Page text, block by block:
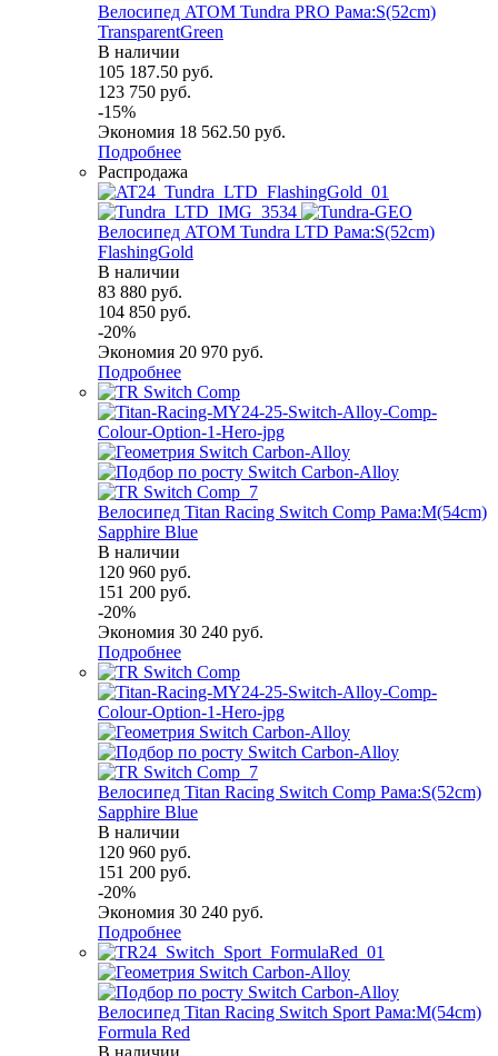
Велосипед ATOM Tundra PRO Рама:S(52cm)
TransparentGreen
В наличии
105 187.50 руб.
123 750 руб.
-15%
Экономия 18 562.50 руб.
Подробнее
Распродажа
Велосипед ATOM Tundra LTD Рама:S(52cm)
FlashingGold
В наличии
83 880 руб.
104 850 руб.
-20%
Экономия 20 970 руб.
Подробнее
Велосипед Titan Racing Switch Comp Рама:M(54cm)
Sapphire Blue
В наличии
120 960 руб.
151 200 руб.
-20%
Экономия 30 240 руб.
Подробнее
Велосипед Titan Racing Switch Comp Рама:S(52cm)
Sapphire Blue
В наличии
120 960 руб.
151 200 руб.
-20%
Экономия 30 240 руб.
Подробнее
Велосипед Titan Racing Switch Sport Рама:M(54cm)
Formula Red
В наличии